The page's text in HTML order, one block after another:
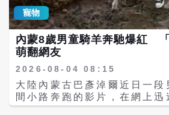
測生命徵象及健康狀況。園
幼虎發育正常、體況穩定，
後續照護安排。 至於母虎為何沒有提前進入產
房生產，園方說明，大型貓
交配，實際受孕時間不易精準
期往往只能推估，偶爾仍可能
情況。此次母虎便是在展示區
導致其中一隻幼虎意外掉落至相
這起事件一度令人捏把冷汗，
家人在牧區接待來訪旅客。熟
露，男童性格開朗大方，只
人，常會想把家中的小羊送
純的世界裡，只要是真心喜
享自己最珍惜的東西。 對新疆牧民而言，羊不
只是牲畜，更是家庭重要的經
人，是最高規格的待客禮儀，
信任、祝福與友誼。因此，小
寵物
內蒙8歲男童騎羊奔馳爆紅
萌翻網友
2026-08-04 08:15
大陸內蒙古巴彥淖爾近日一段
間小路奔跑的影片，在網上迅
中，塵土飛揚，一名8歲男童